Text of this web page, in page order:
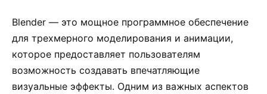
Blender — это мощное программное обеспечение
для трехмерного моделирования и анимации,
которое предоставляет пользователям
возможность создавать впечатляющие
визуальные эффекты. Одним из важных аспектов